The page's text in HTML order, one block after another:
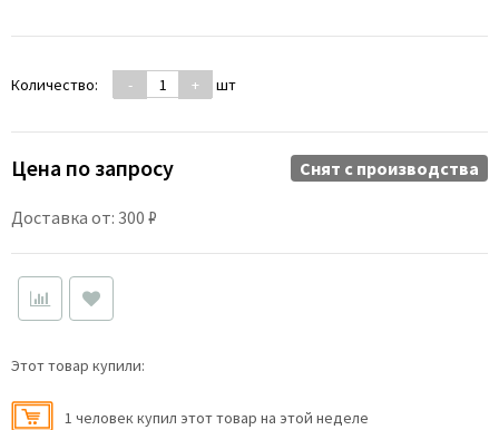
Количество: - + шт
Цена по запросу
Доставка от: 300 ₽
Снят c производства
Этот товар купили:
1 человек купил этот товар на этой неделе